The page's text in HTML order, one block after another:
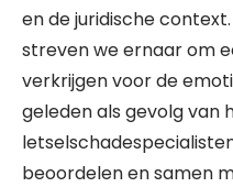
en de juridische
streven we ernaar om
verkrijgen voor de
geleden als gevolg van
beoordelen en samen